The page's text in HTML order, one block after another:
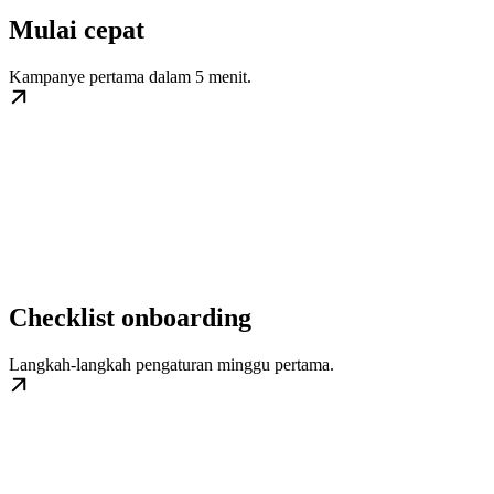
Mulai cepat
Kampanye pertama dalam 5 menit.
Checklist onboarding
Langkah-langkah pengaturan minggu pertama.